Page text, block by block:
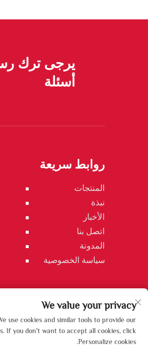
يرجى ترك
أسئلة
روابط سريعة
المنتجات
نبذة
الأخبار
اتصل بنا
المدونة
سياسة الخصوصية
We value your privacy
use cookies and similar tools to provide our
If you don't want to accept all cookies, click
Personalize cookies.